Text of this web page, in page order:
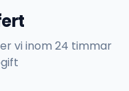
vi inom 24 timmar